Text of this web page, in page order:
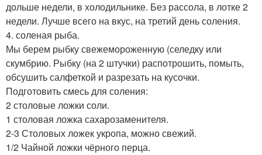
дольше недели, в холодильнике. Без рассола, в лотке 2
недели. Лучше всего на вкус, на третий день соления.
4. соленая рыба.
Мы берем рыбку свежемороженную (селедку или
скумбрию. Рыбку (на 2 штучки) распотрошить, помыть,
обсушить салфеткой и разрезать на кусочки.
Подготовить смесь для соления:
2 столовые ложки соли.
1 столовая ложка сахарозаменителя.
2-3 Столовых ложек укропа, можно свежий.
1/2 Чайной ложки чёрного перца.